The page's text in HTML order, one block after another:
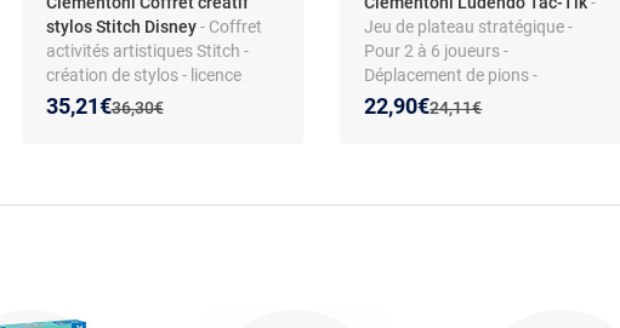
stylos Stitch Disney- Coffret
activités artistiques Stitch -
création de stylos - licence
Disney - dès 6 ans
Ancien prix :
36,30€
Nouveau prix :
35,21€
Réduction de :
Jeu de plateau stratégique -
Pour 2 à 6 joueurs -
Déplacement de pions -
Surprises et pièges
Ancien prix :
24,11€
Nouveau prix :
22,90€
Réduction de :